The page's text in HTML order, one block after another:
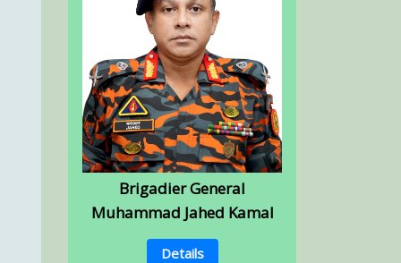
Brigadier General
Muhammad Jahed Kamal
Details